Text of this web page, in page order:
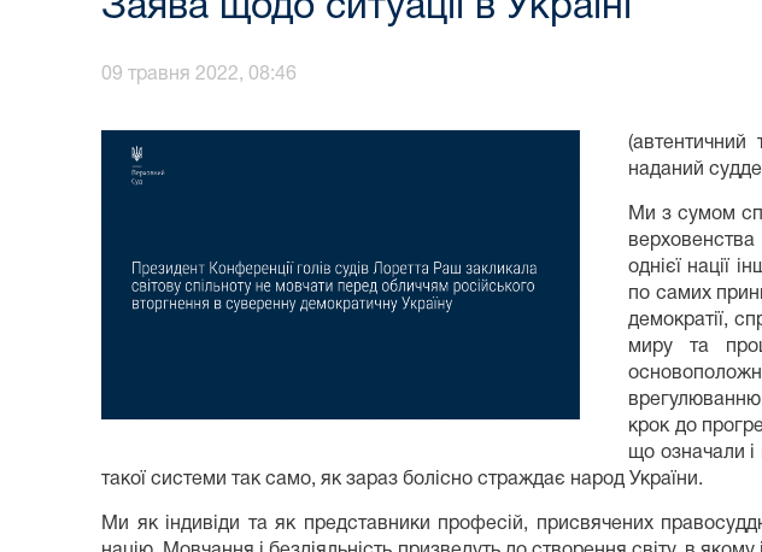
Заява щодо ситуації в Україні
09 травня 2022, 08:46
(автентичний
наданий
Ми з сумом
однієї нації
по самих
демократії,
миру та
врегулюванню
крок до
що означали
такої системи так само, як зараз болісно страждає народ України.
Ми як індивіди та як представники професій, присвячених